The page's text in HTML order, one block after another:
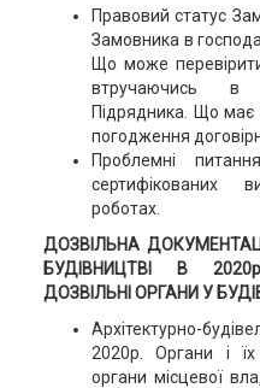
Правовий статус
Замовника в
Що може
втручаючись в
Підрядника. Що має
погодження
Проблемні
сертифікованих
роботах.
ДОЗВІЛЬНА
БУДІВНИЦТВІ В
ДОЗВІЛЬНІ ОРГАНИ У
Архітектурно-
2020р. Органи і
органи місцевої